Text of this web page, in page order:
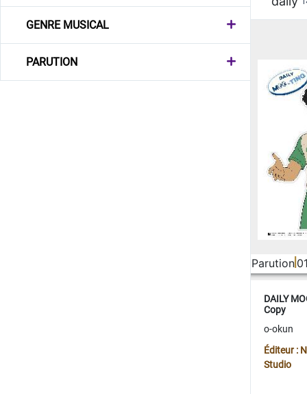
GENRE MUSICAL
PARUTION
Parution
DAILY
Copy
o-okun
Éditeur :
Studio